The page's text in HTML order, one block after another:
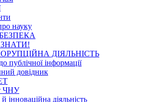
науку
ДІЯЛЬНІСТЬ
публічної інформації
довідник
ЧНУ
інноваційна діяльність